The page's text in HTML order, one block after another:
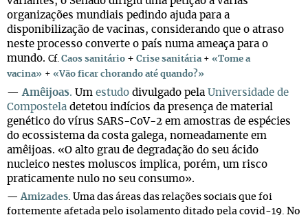
organizações mundiais pedindo ajuda para a
disponibilização de vacinas, considerando que o atraso
neste processo converte o país numa ameaça para o
mundo. Cf. Caos sanitário + Crise sanitária + «Tome a
vacina» + «Vão ficar chorando até quando?»
—Amêijoas. Um estudo divulgado pela Universidade de
Compostela detetou indícios da presença de material
genético do vírus SARS-CoV-2 em amostras de espécies
do ecossistema da costa galega, nomeadamente em
amêijoas. «O alto grau de degradação do seu ácido
nucleico nestes moluscos implica, porém, um risco
praticamente nulo no seu consumo».
—Amizades. Uma das áreas das relações sociais que foi
fortemente afetada pelo isolamento ditado pela covid-19. No